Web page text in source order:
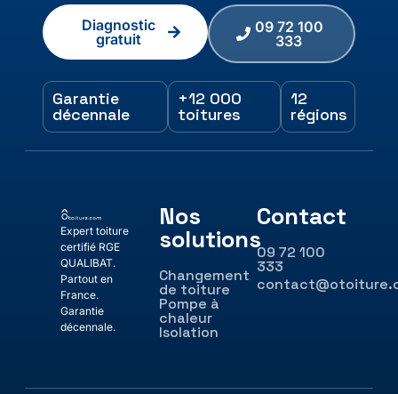
Diagnostic
gratuit
09 72 100
333
Garantie
décennale
+12 000
toitures
12
régions
Expert toiture
certifié RGE
QUALIBAT.
Partout en
France.
Garantie
décennale.
Nos
solutions
Changement
de toiture
Pompe à
chaleur
Isolation
Contact
09 72 100
333